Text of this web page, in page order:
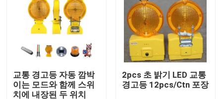
탄소강판
탄소강 철근
교통 경고등 자동 깜박
이는 모드와 함께 스위
치에 내장된 두 위치
2pcs 초 밝기 LED 교통
경고등 12pcs/Ctn 포장